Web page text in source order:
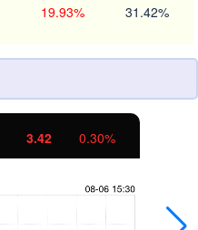
19.93% 31.42%
3.42 0.30%